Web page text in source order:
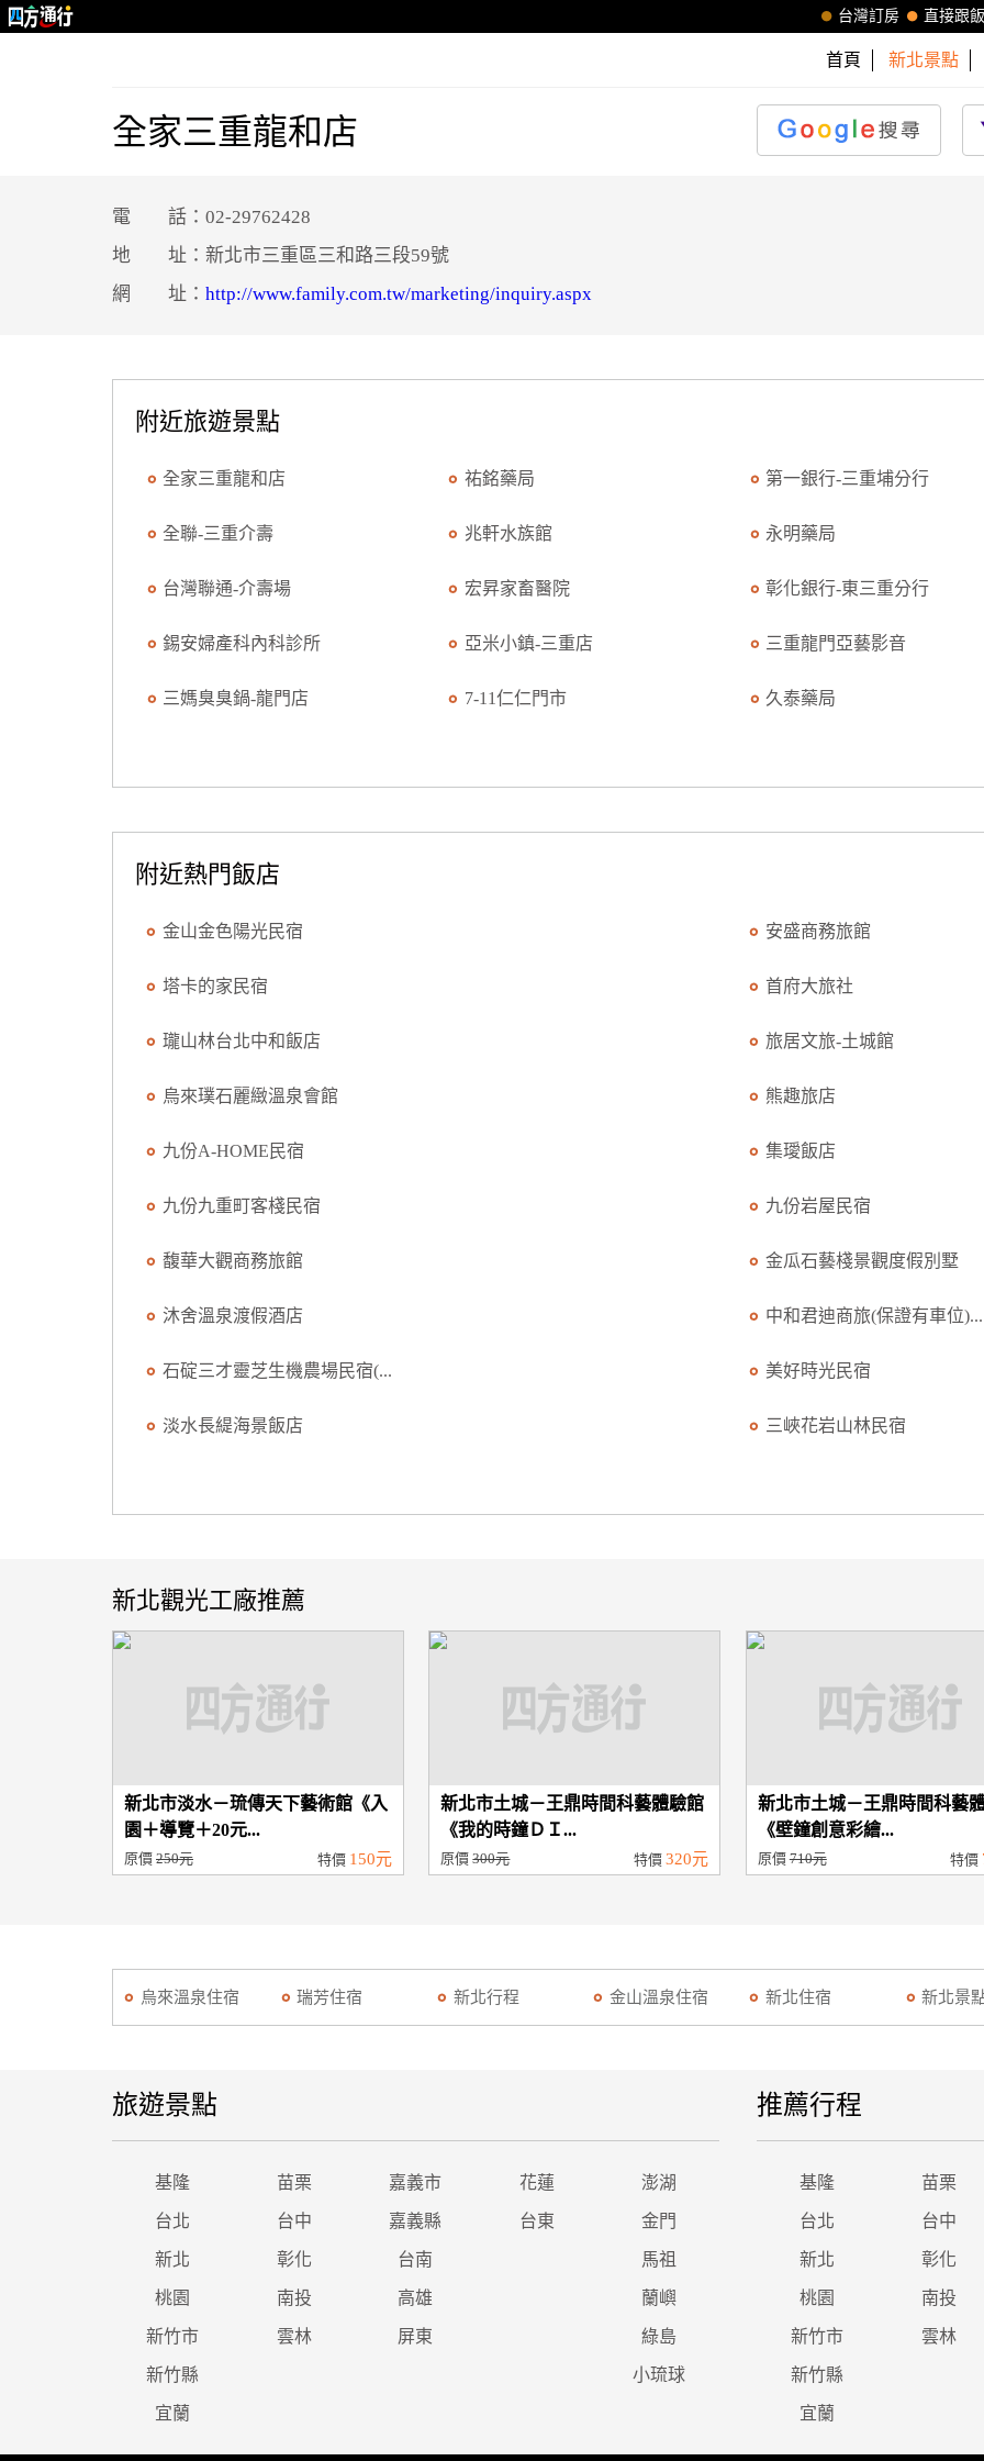
直接跟
台灣訂房
首頁 新北景點
全家三重龍和店
電 話：02-29762428
地 址：新北市三重區三和路三段59號
網 址： http://www.family.com.tw/marketing/inquiry.aspx
附近旅遊景點
全家三重龍和店 祐銘藥局 第一銀行-三重埔分行
全聯-三重介壽 兆軒水族館 永明藥局
台灣聯通-介壽場 宏昇家畜醫院 彰化銀行-東三重分行
錫安婦產科內科診所 亞米小鎮-三重店 三重龍門亞藝影音
三媽臭臭鍋-龍門店 7-11仁仁門市 久泰藥局
附近熱門飯店
金山金色陽光民宿 安盛商務旅館
塔卡的家民宿 首府大旅社
瓏山林台北中和飯店 旅居文旅-土城館
烏來璞石麗緻溫泉會館 熊趣旅店
九份A-HOME民宿 集璦飯店
九份九重町客棧民宿 九份岩屋民宿
馥華大觀商務旅館 金瓜石藝棧景觀度假別墅
沐舍溫泉渡假酒店 中和君迪商旅(保證有車位)...
石碇三才靈芝生機農場民宿(... 美好時光民宿
淡水長緹海景飯店 三峽花岩山林民宿
新北觀光工廠推薦
新北市淡水－琉傳天下藝術館《入
園＋導覽＋20元...
原價 250元 特價 150元
新北市土城－王鼎時間科藝體驗館
《我的時鐘ＤＩ...
原價300元 特價320元
新北市土城－王鼎時間科藝
《壁鐘創意彩繪...
原價710元 特價
烏來溫泉住宿 瑞芳住宿 新北行程 金山溫泉住宿 新北住宿 新北景
旅遊景點
基隆 苗栗 嘉義市 花蓮 澎湖
台北 台中 嘉義縣 台東 金門
新北 彰化 台南 馬祖
桃園 南投 高雄 蘭嶼
新竹市 雲林 屏東 綠島
新竹縣 小琉球
宜蘭
推薦行程
基隆 苗栗
台北 台中
新北 彰化
桃園 南投
新竹市 雲林
新竹縣
宜蘭